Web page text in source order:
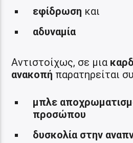
εφίδρωση και
αδυναμία
Αντιστοίχως, σε μια
ανακοπή παρατηρείται
μπλε
προσώπου
δυσκολία στην